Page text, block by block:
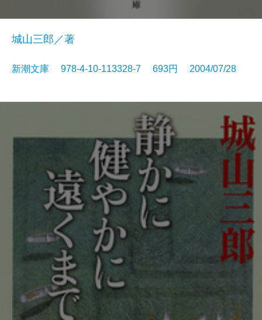
城山三郎／著
新潮文庫 978-4-10-113328-7 693円 2004/07/28